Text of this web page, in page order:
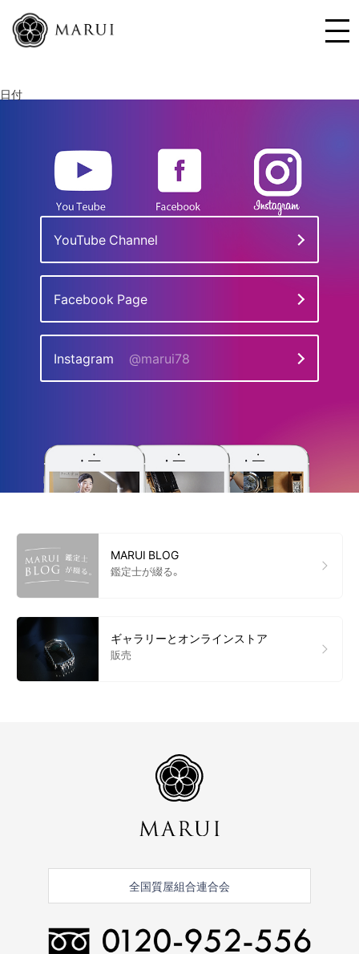
日付
YouTube Channel
Facebook Page
Instagram @marui78
MARUI BLOG
鑑定士が綴る。
ギャラリーとオンラインストア
販売
全国質屋組合連合会